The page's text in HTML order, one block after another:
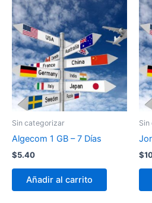
Sin categorizar
Algecom 1 GB – 7 Días
$5.40
Añadir al carrito
$